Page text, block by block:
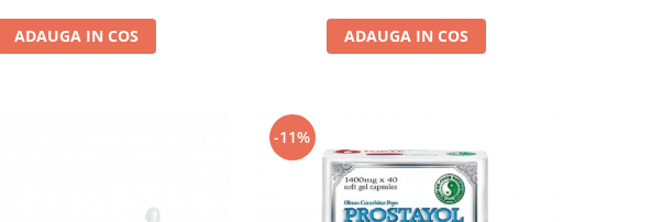
ADAUGA IN COS ADAUGA IN COS
-11%